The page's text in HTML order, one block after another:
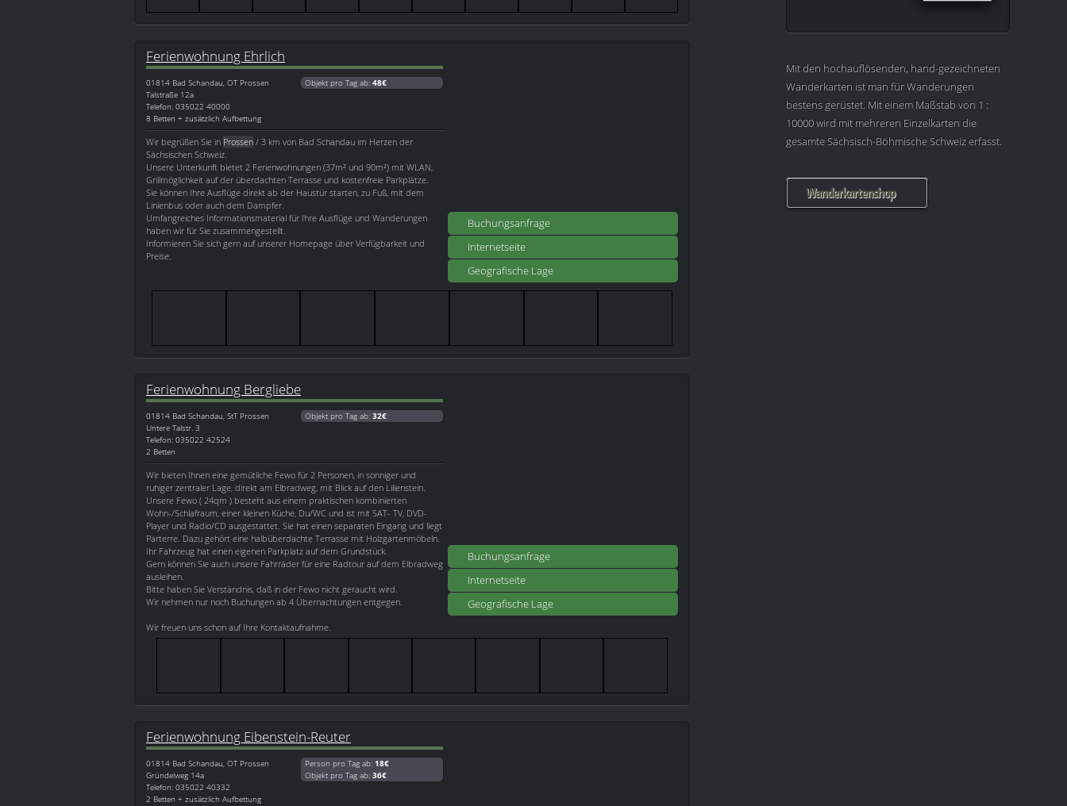
Buchungsanfrage
Internetseite
Geografische Lage
Ferienwohnung Ehrlich
01814 Bad Schandau, OT Prossen
Talstraße 12a
Telefon: 035022 40000
8 Betten + zusätzlich Aufbettung
Objekt pro Tag ab: 48€
Wir begrüßen Sie in Prossen / 3 km von Bad Schandau im Herzen der
Sächsischen Schweiz.
Unsere Unterkunft bietet 2 Ferienwohnungen (37m² und 90m²) mit WLAN,
Grillmöglichkeit auf der überdachten Terrasse und kostenfreie Parkplätze.
Sie können Ihre Ausflüge direkt ab der Haustür starten, zu Fuß, mit dem
Linienbus oder auch dem Dampfer.
Umfangreiches Informationsmaterial für Ihre Ausflüge und Wanderungen
haben wir für Sie zusammengestellt.
Informieren Sie sich gern auf unserer Homepage über Verfügbarkeit und
Preise.
Buchungsanfrage
Internetseite
Geografische Lage
Ferienwohnung Bergliebe
01814 Bad Schandau, StT Prossen
Untere Talstr. 3
Telefon: 035022 42524
2 Betten
Objekt pro Tag ab: 32€
Wir bieten Ihnen eine gemütliche Fewo für 2 Personen, in sonniger und
ruhiger zentraler Lage, direkt am Elbradweg, mit Blick auf den Lilienstein.
Unsere Fewo ( 24qm ) besteht aus einem praktischen kombinierten
Wohn-/Schlafraum, einer kleinen Küche, Du/WC und ist mit SAT- TV, DVD-
Player und Radio/CD ausgestattet. Sie hat einen separaten Eingang und liegt
Parterre. Dazu gehört eine halbüberdachte Terrasse mit Holzgartenmöbeln.
Ihr Fahrzeug hat einen eigenen Parkplatz auf dem Grundstück.
Gern können Sie auch unsere Fahrräder für eine Radtour auf dem Elbradweg
ausleihen.
Bitte haben Sie Verständnis, daß in der Fewo nicht geraucht wird.
Wir nehmen nur noch Buchungen ab 4 Übernachtungen entgegen.
Wir freuen uns schon auf Ihre Kontaktaufnahme.
Ferienwohnung Eibenstein-Reuter
01814 Bad Schandau, OT Prossen
Gründelweg 14a
Telefon: 035022 40332
2 Betten + zusätzlich Aufbettung
Person pro Tag ab: 18€
Objekt pro Tag ab: 36€
Mit den hochauflösenden, hand-gezeichneten
Wanderkarten ist man für Wanderungen
bestens gerüstet. Mit einem Maßstab von 1 :
10000 wird mit mehreren Einzelkarten die
gesamte Sächsisch-Böhmische Schweiz erfasst.
Wanderkartenshop